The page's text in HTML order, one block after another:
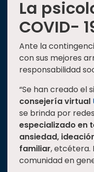
La
COVID-
Ante la
con sus mejores
responsabilidad
“Se han creado el
consejería virtual
se brinda por
especializado en
ansiedad,
familiar, etcétera.
comunidad en